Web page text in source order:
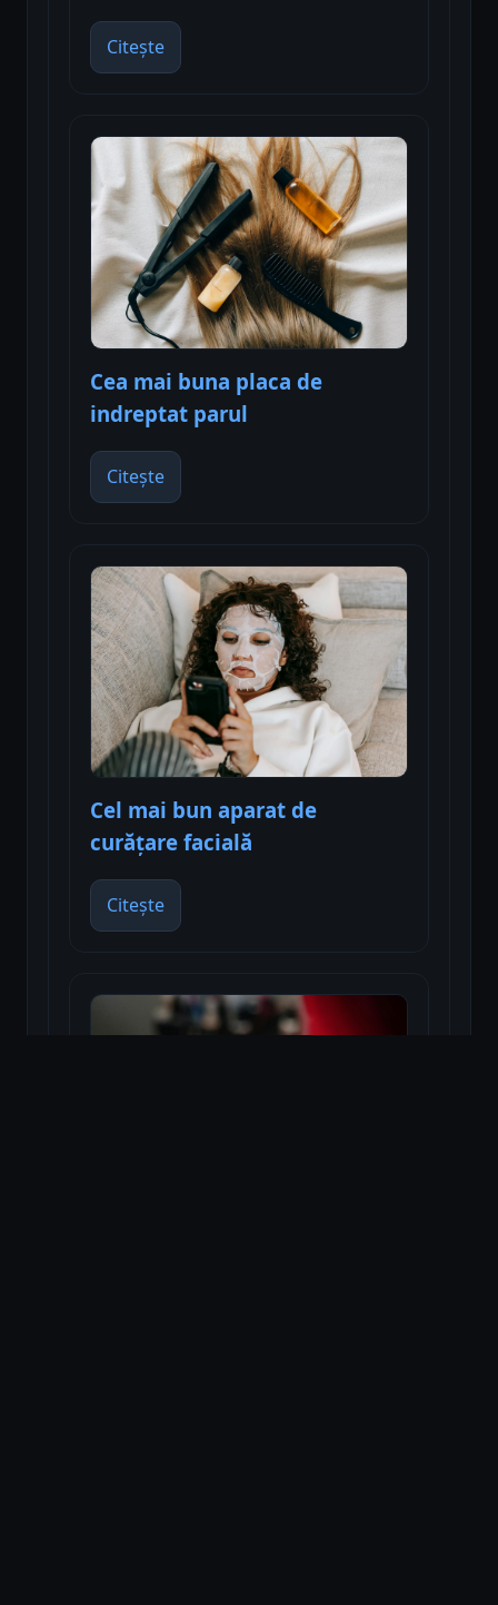
Citește
Cea mai buna placa de
indreptat parul
Citește
Cel mai bun aparat de
curățare facială
Citește